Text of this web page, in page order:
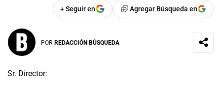
+ Seguir en Agregar Búsqueda en
POR REDACCIÓN BÚSQUEDA
Sr. Director: